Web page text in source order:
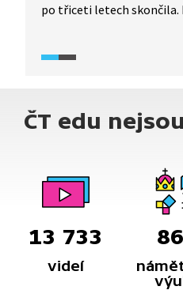
po třiceti letech skončila.
na jakých úkolech
ČT edu
13 733
videí